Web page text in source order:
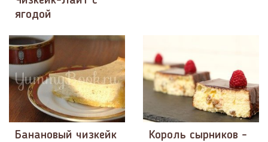
ягодой
Банановый чизкейк
Король сырников -